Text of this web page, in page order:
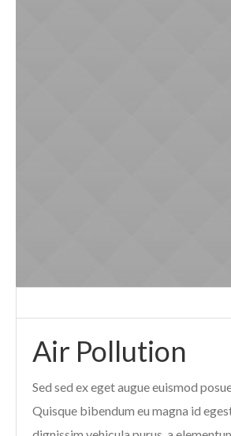
Air Pollution
Sed sed ex eget augue euismod
Quisque bibendum eu magna id